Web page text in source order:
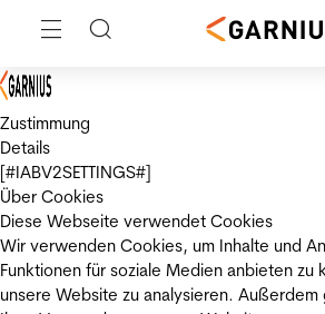
Zustimmung
Details
[#IABV2SETTINGS#]
Über Cookies
Diese Webseite verwendet Cookies
Wir verwenden Cookies, um Inhalte und
Funktionen für soziale Medien anbieten zu
unsere Website zu analysieren.